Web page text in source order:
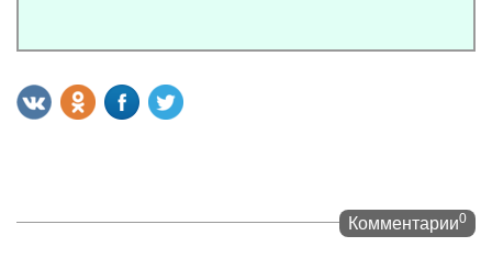
Комментарии0